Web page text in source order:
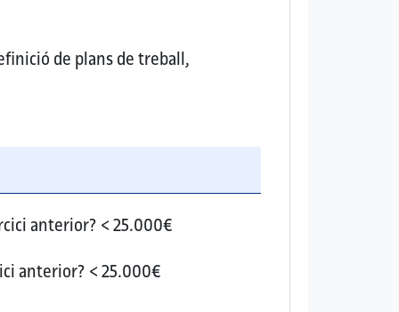
de plans de treball,
anterior? < 25.000€
anterior?< 25.000€